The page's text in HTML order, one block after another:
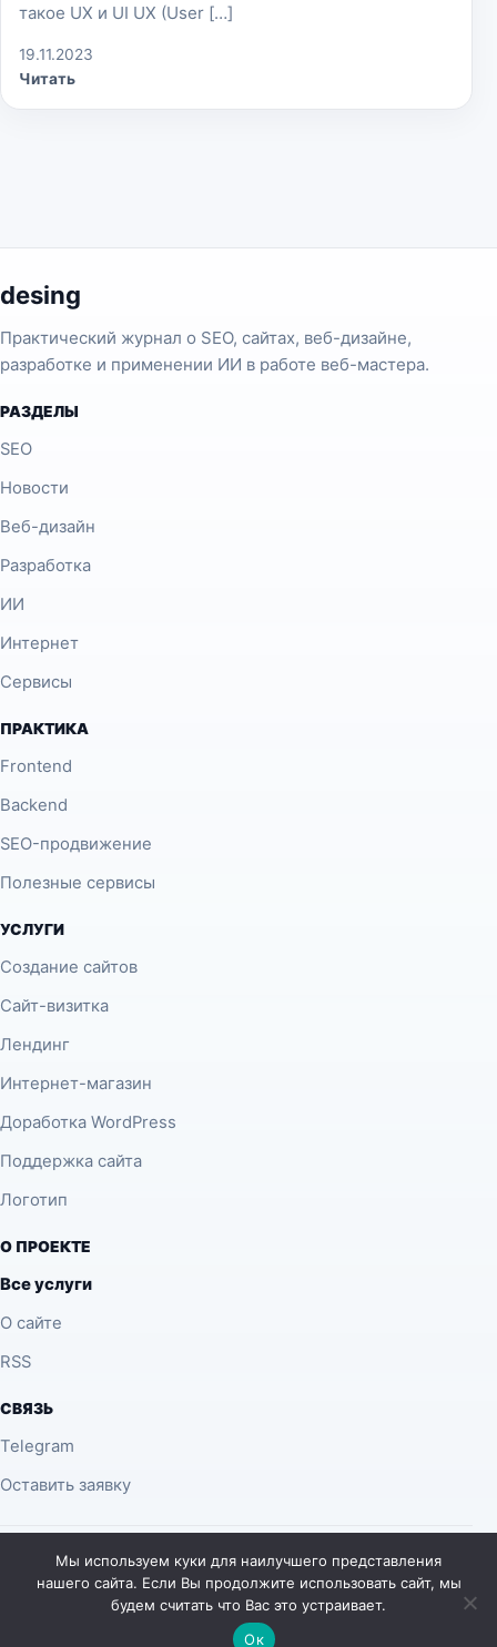
такое UX и UI UX (User […]
19.11.2023
Читать
desing
Практический журнал о SEO, сайтах, веб-дизайне,
разработке и применении ИИ в работе веб-мастера.
РАЗДЕЛЫ
SEO
Новости
Веб-дизайн
Разработка
ИИ
Интернет
Сервисы
ПРАКТИКА
Frontend
Backend
SEO-продвижение
Полезные сервисы
УСЛУГИ
Создание сайтов
Сайт-визитка
Лендинг
Интернет-магазин
Доработка WordPress
Поддержка сайта
Логотип
О ПРОЕКТЕ
Все услуги
О сайте
RSS
СВЯЗЬ
Telegram
Оставить заявку
© 2026 desing.com.ua — материалы о SEO, веб-дизайне,
разработке, поиске и ИИ для веб-мастеров.
Сайт помогает разбираться в поиске, контенте, интерфейсах
и инструментах без лишней воды.
Мы используем куки для наилучшего представления
нашего сайта. Если Вы продолжите использовать сайт, мы
будем считать что Вас это устраивает.
Ок